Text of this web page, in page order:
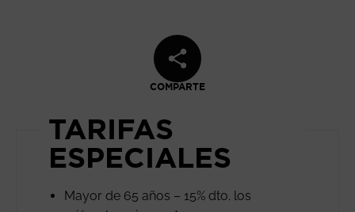
COMPARTE
TARIFAS
ESPECIALES
Mayor de 65 años – 15% dto. los